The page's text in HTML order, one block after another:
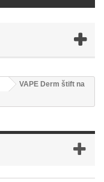
VAPE Derm štift na